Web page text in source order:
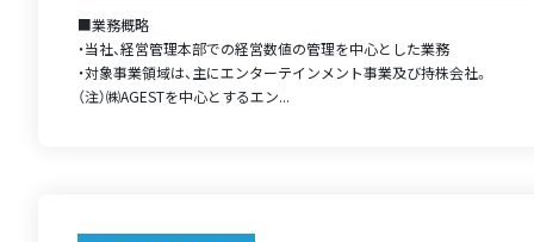
■業務概略
・当社、経営管理本部での経営数値の管理を中心とした業務
・対象事業領域は、主にエンターテインメント事業及び持株会社。
（注）㈱AGESTを中心とするエン...